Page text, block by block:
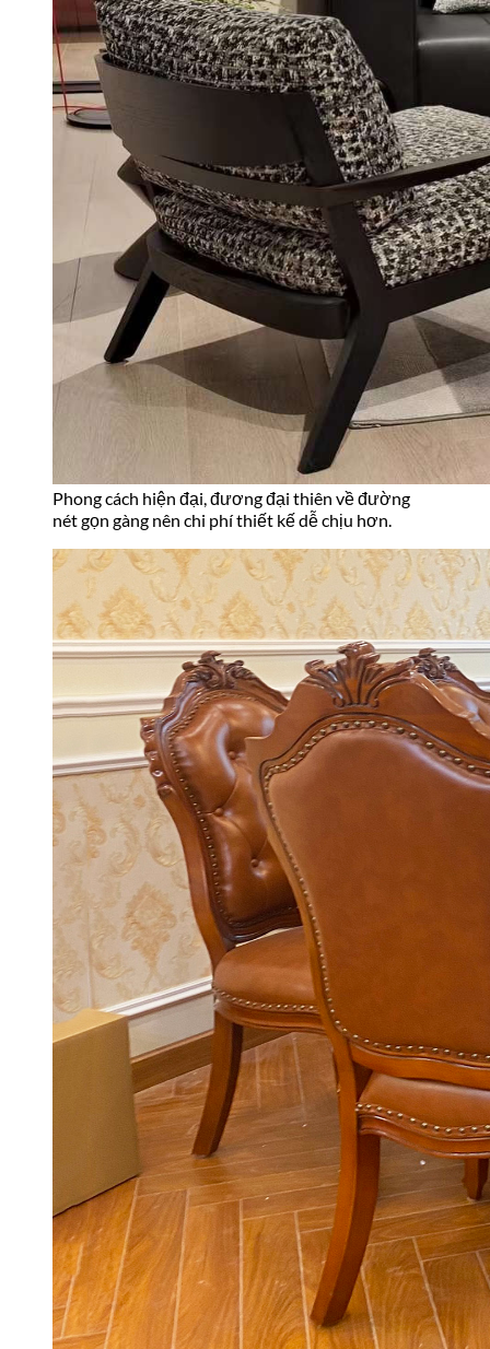
Phong cách hiện đại, đương đại thiên về đường
nét gọn gàng nên chi phí thiết kế dễ chịu hơn.